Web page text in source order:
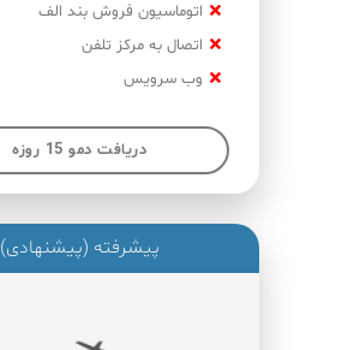
اتوماسیون فروش بند الف
اتصال به مرکز تلفن
وب سرویس
دریافت دمو 15 روزه
پیشرفته (پیشنهادی)